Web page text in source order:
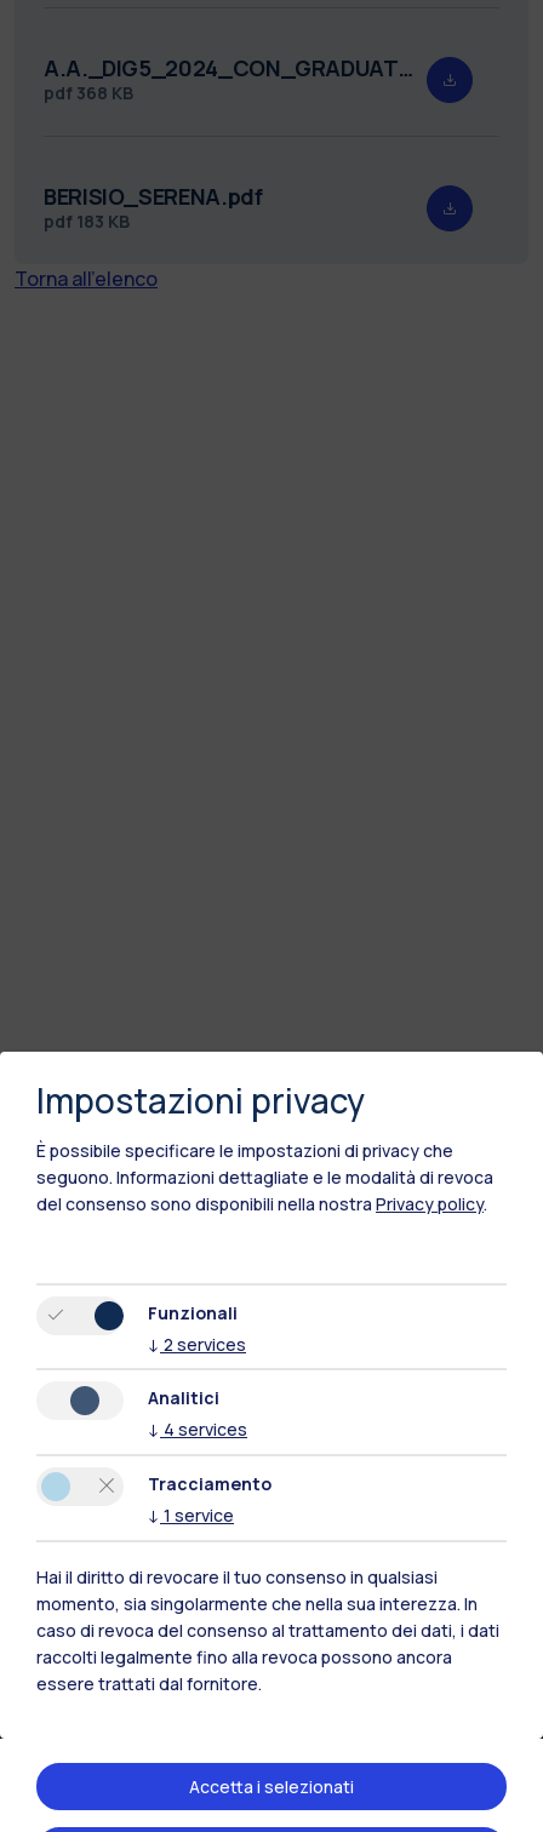
A.A._DIG5_2024_CON_GRADUATORIA_FIRMATO.pdf
pdf 368 KB
BERISIO_SERENA.pdf
pdf 183 KB
Torna all'elenco
Polimi Community
Tutti i siti dell’ecosistema
Residenze
Impostazioni privacy
È possibile specificare le impostazioni di privacy che
seguono. Informazioni dettagliate e le modalità di revoca
del consenso sono disponibili nella nostra Privacy policy.
Funzionali
↓ 2 services
Analitici
↓ 4 services
Tracciamento
↓ 1 service
Hai il diritto di revocare il tuo consenso in qualsiasi
momento, sia singolarmente che nella sua interezza. In
caso di revoca del consenso al trattamento dei dati, i dati
raccolti legalmente fino alla revoca possono ancora
essere trattati dal fornitore.
Accetta i selezionati